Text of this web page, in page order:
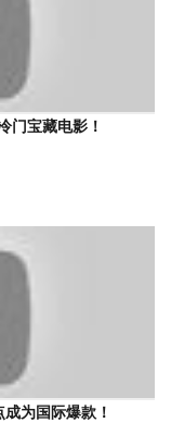
门宝藏电影！
为国际爆款！